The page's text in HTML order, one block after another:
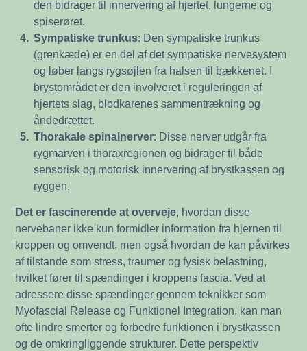
den bidrager til innervering af hjertet, lungerne og
spiserøret.
4.
Sympatiske trunkus: Den sympatiske trunkus
(grenkæde) er en del af det sympatiske nervesystem
og løber langs rygsøjlen fra halsen til bækkenet. I
brystområdet er den involveret i reguleringen af
hjertets slag, blodkarenes sammentrækning og
åndedrættet.
5.
Thorakale spinalnerver: Disse nerver udgår fra
rygmarven i thoraxregionen og bidrager til både
sensorisk og motorisk innervering af brystkassen og
ryggen.
Det er fascinerende at overveje, hvordan disse
nervebaner ikke kun formidler information fra hjernen til
kroppen og omvendt, men også hvordan de kan påvirkes
af tilstande som stress, traumer og fysisk belastning,
hvilket fører til spændinger i kroppens fascia. Ved at
adressere disse spændinger gennem teknikker som
Myofascial Release og Funktionel Integration, kan man
ofte lindre smerter og forbedre funktionen i brystkassen
og de omkringliggende strukturer. Dette perspektiv